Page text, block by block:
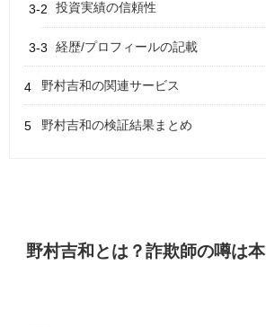
投資実績の信頼性
経歴/プロフィールの記載
野村吉和の関連サービス
野村吉和の検証結果まとめ
野村吉和とは？詐欺師の噂は本